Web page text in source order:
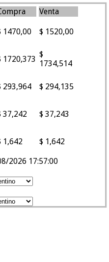
Venta
1470,00 $ 1520,00
1720,373
$
1734,514
293,964 $ 294,135
37,242 $ 37,243
1,642 $ 1,642
2026 17:57:00